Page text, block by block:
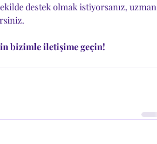
destek olmak istiyorsanız, uzman
bizimle iletişime geçin!